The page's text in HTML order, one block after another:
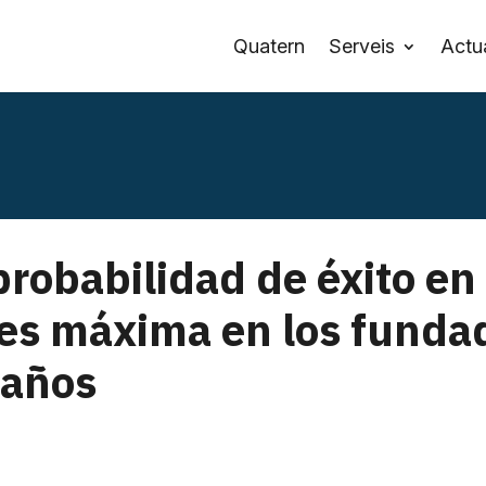
Quatern Serveis
de éxito
máxima en los